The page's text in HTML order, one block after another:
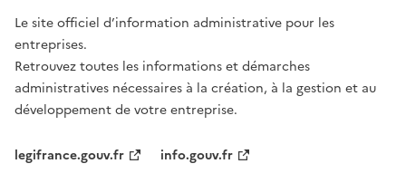
Le site officiel d’information administrative pour les
entreprises.
Retrouvez toutes les informations et démarches
administratives nécessaires à la création, à la gestion et au
développement de votre entreprise.
legifrance.gouv.fr
info.gouv.fr